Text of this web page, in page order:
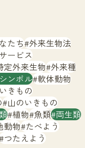
大
ターとは
たち 外来生物法
ービス
定外来生物 外来種
ンボル 軟体動物
きもの
山のいきもの
植物 魚類 両生類
動物 たべよう
つたえよう